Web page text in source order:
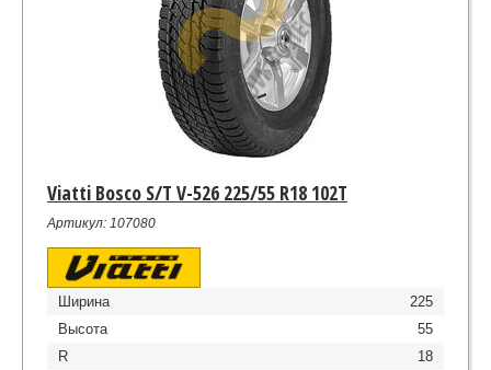
Viatti Bosco S/T V-526 225/55 R18 102T
Артикул: 107080
Ширина
225
Высота
55
R
18